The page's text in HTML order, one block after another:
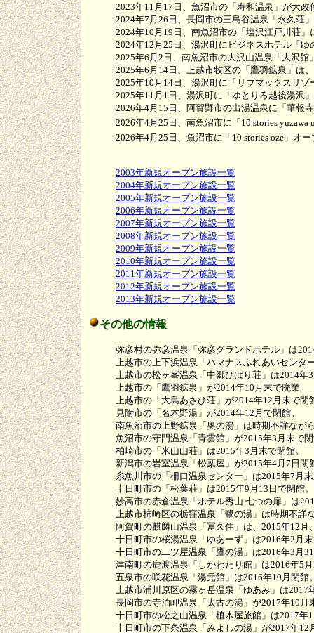
2023年11月17日、魚沼市の「寿和温泉」が大改
2024年7月26日、長岡市の三島谷温泉「永久荘」
2024年10月19日、南魚沼市の「塩沢江戸川荘」
2024年12月25日、湯沢町にビジネスホテル「ゆ
2025年6月2日、南魚沼市の大沢山温泉「大沢館
2025年6月14日、上越市牧区の「鷹羽鉱泉」は、
2025年10月14日、湯沢町に「リブマックスリゾ
2025年11月1日、湯沢町に「ゆとりろ越後湯沢」
2026年4月15日、阿賀野市の出湯温泉に「華報寺
2026年4月25日、南魚沼市に「10 stories yuzawa
2026年4月25日、魚沼市に「10 stories oze」オー
2003年新規オープン施設一覧
2004年新規オープン施設一覧
2005年新規オープン施設一覧
2006年新規オープン施設一覧
2007年新規オープン施設一覧
2008年新規オープン施設一覧
2009年新規オープン施設一覧
2010年新規オープン施設一覧
2011年新規オープン施設一覧
2012年新規オープン施設一覧
2013年新規オープン施設一覧
その他の情報
弥彦村の弥彦温泉「弥彦グランドホテル」は
上越市の上下浜温泉「ハマナスふれあいセンター
上越市の松ヶ峯温泉「中郷ひばり荘」は2014年3
上越市の「鷹羽鉱泉」が2014年10月末で廃業
上越市の「大島あさひ荘」が2014年12月末で閉
見附市の「名木野湯」が2014年12月で閉館。
南魚沼市の上野鉱泉「奥の湯」は時期不詳ながら
魚沼市の守門温泉「青雲館」が2015年3月末で閉
柏崎市の「米山山荘」は2015年3月末で閉館。
新潟市の岩室温泉「松葉屋」が2015年4月7日閉
糸魚川市の「柵口温泉センター」は2015年7月末
十日町市の「松葉荘」は2015年9月13日で閉館。
妙高市の赤倉温泉「ホテル秀山 七つの扉」は
上越市柿崎区の栃窪温泉「鷺の湯」は時期不詳な
阿賀町の麒麟山温泉「冨久住」は、2015年12月
十日町市の桜湯温泉「ゆあーず」は2016年2月末
十日町市の二ツ屋温泉「鷹の湯」は2016年3月31
津南町の鹿渡温泉「しかわたり館」は2016年5月
五泉市の咲花温泉「湯元館」は2016年10月閉館
上越市浦川原区の霧ヶ岳温泉「ゆあみ」は2017
長岡市の寺泊岬温泉「太古の湯」が2017年10月
十日町市の松之山温泉「植木屋旅館」は2017年
十日町市の下条温泉「みよしの湯」が2017年12